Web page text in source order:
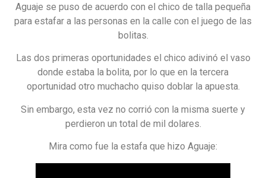
Aguaje se puso de acuerdo con el chico de talla pequeña
para estafar a las personas en la calle con el juego de las
bolitas.
Las dos primeras oportunidades el chico adivinó el vaso
donde estaba la bolita, por lo que en la tercera
oportunidad otro muchacho quiso doblar la apuesta.
Sin embargo, esta vez no corrió con la misma suerte y
perdieron un total de mil dolares.
Mira como fue la estafa que hizo Aguaje: